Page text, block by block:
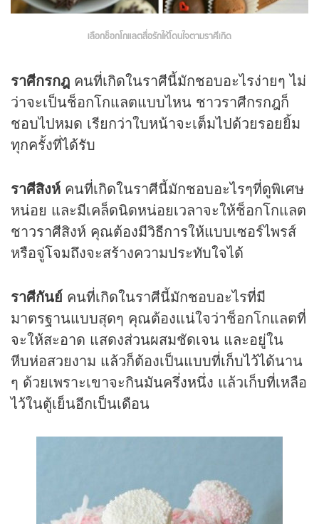
เลือกช็อกโกแลตสื่อรักให้้โดนใจตามราศีเกิด
ราศีกรกฎ คนที่เกิดในราศีนี้มักชอบอะไรง่ายๆ ไม่
ว่าจะเป็นช็อกโกแลตแบบไหน ชาวราศีกรกฎก็
ชอบไปหมด เรียกว่าใบหน้าจะเต็มไปด้วยรอยยิ้ม
ทุกครั้งที่ได้รับ
ราศีสิงห์ คนที่เกิดในราศีนี้มักชอบอะไรๆที่ดูพิเศษ
หน่อย และมีเคล็ดนิดหน่อยเวลาจะให้ช็อกโกแลต
ชาวราศีสิงห์ คุณต้องมีวิธีการให้แบบเซอร์ไพรส์
หรือจู่โจมถึงจะสร้างความประทับใจได้
ราศีกันย์ คนที่เกิดในราศีนี้มักชอบอะไรที่มี
มาตรฐานแบบสุดๆ คุณต้องแน่ใจว่าช็อกโกแลตที่
จะให้สะอาด แสดงส่วนผสมชัดเจน และอยู่ใน
หีบห่อสวยงาม แล้วก็ต้องเป็นแบบที่เก็บไว้ได้นาน
ๆ ด้วยเพราะเขาจะกินมันครึ่งหนึ่ง แล้วเก็บที่เหลือ
ไว้ในตู้เย็นอีกเป็นเดือน